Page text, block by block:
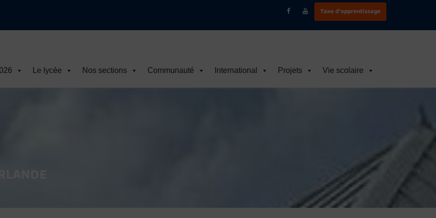
2027
Taxe d'apprentissage
Le lycée Nos sections Communauté International Projets Vie scolaire